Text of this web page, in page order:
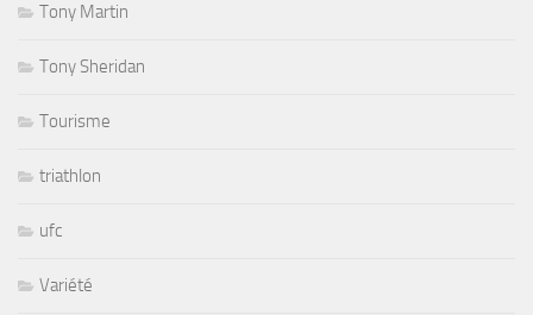
Tony Martin
Tony Sheridan
Tourisme
triathlon
ufc
Variété